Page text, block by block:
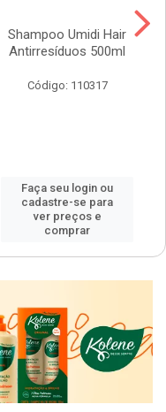
Shampoo Umidi Hair
Antirresíduos 500ml
Código: 110317
Faça seu login ou
cadastre-se para
ver preços e
comprar